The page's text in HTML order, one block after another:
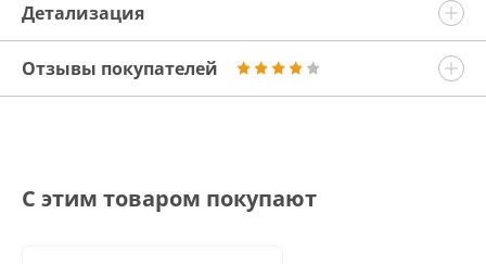
Детализация
Отзывы покупателей
С этим товаром покупают